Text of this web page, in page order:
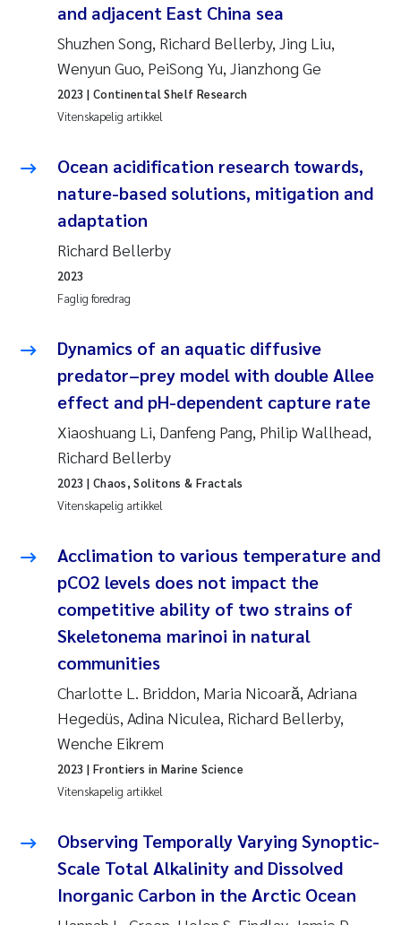
and adjacent East China sea
Shuzhen Song, Richard Bellerby, Jing Liu,
Wenyun Guo, PeiSong Yu, Jianzhong Ge
Vitenskapelig artikkel
2023 | Continental Shelf Research
Ocean acidification research towards,
nature-based solutions, mitigation and
adaptation
Richard Bellerby
Faglig foredrag
2023
Dynamics of an aquatic diffusive
predator–prey model with double Allee
effect and pH-dependent capture rate
Xiaoshuang Li, Danfeng Pang, Philip Wallhead,
Richard Bellerby
Vitenskapelig artikkel
2023 | Chaos, Solitons & Fractals
Acclimation to various temperature and
pCO2 levels does not impact the
competitive ability of two strains of
Skeletonema marinoi in natural
communities
Charlotte L. Briddon, Maria Nicoară, Adriana
Hegedüs, Adina Niculea, Richard Bellerby,
Wenche Eikrem
Vitenskapelig artikkel
2023 | Frontiers in Marine Science
Observing Temporally Varying Synoptic-
Scale Total Alkalinity and Dissolved
Inorganic Carbon in the Arctic Ocean